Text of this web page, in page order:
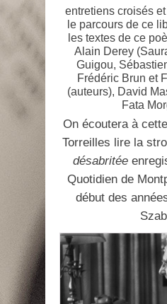
entretiens croisés
le parcours de ce
les textes de ce
Alain Derey
Guigou,
Frédéric Brun et
(auteurs), David
Fata
On écoutera à
Torreilles lire la
désabritée
Quotidien de
début des